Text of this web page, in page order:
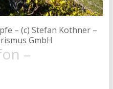
– (c) Stefan Kothner –
GmbH
–